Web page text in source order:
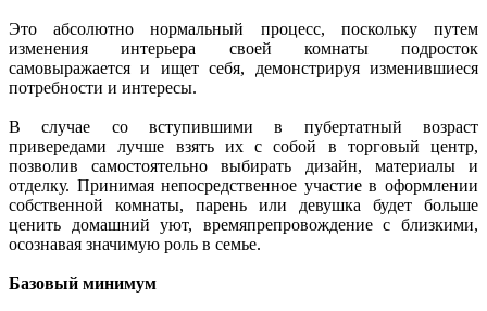
Это абсолютно нормальный процесс, поскольку путем
изменения интерьера своей комнаты подросток
самовыражается и ищет себя, демонстрируя изменившиеся
потребности и интересы.
В случае со вступившими в пубертатный возраст
привередами лучше взять их с собой в торговый центр,
позволив самостоятельно выбирать дизайн, материалы и
отделку. Принимая непосредственное участие в оформлении
собственной комнаты, парень или девушка будет больше
ценить домашний уют, времяпрепровождение с близкими,
осознавая значимую роль в семье.
Базовый минимум